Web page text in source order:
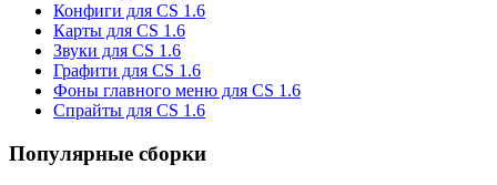
Конфиги для CS 1.6
Карты для CS 1.6
Звуки для CS 1.6
Графити для CS 1.6
Фоны главного меню для CS 1.6
Спрайты для CS 1.6
Популярные сборки